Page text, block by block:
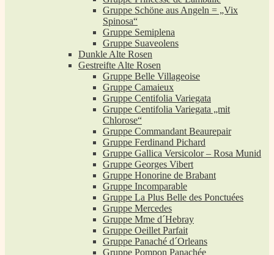
Gruppe Schöne aus Angeln = „Vix
Spinosa“
Gruppe Semiplena
Gruppe Suaveolens
Dunkle Alte Rosen
Gestreifte Alte Rosen
Gruppe Belle Villageoise
Gruppe Camaieux
Gruppe Centifolia Variegata
Gruppe Centifolia Variegata „mit
Chlorose“
Gruppe Commandant Beaurepair
Gruppe Ferdinand Pichard
Gruppe Gallica Versicolor – Rosa Munid
Gruppe Georges Vibert
Gruppe Honorine de Brabant
Gruppe Incomparable
Gruppe La Plus Belle des Ponctuées
Gruppe Mercedes
Gruppe Mme d´Hebray
Gruppe Oeillet Parfait
Gruppe Panaché d´Orleans
Gruppe Pompon Panachée